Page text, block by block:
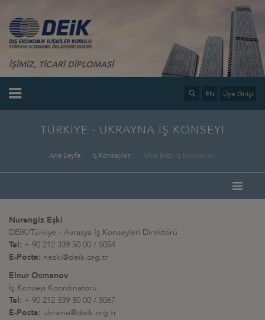
İŞİMİZ, TİCARİ DİPLOMASİ
EN Üye Girişi
TÜRKİYE - UKRAYNA İŞ KONSEYİ
Ana Sayfa İş Konseyleri Ülke Bazlı İş Konseyleri
Nurengiz Eşki
DEİK/Türkiye - Avrasya İş Konseyleri Direktörü
Tel: + 90 212 339 50 00 / 5054
E-Posta: neski@deik.org.tr
Elnur Osmanov
İş Konseyi Koordinatörü
Tel: + 90 212 339 50 00 / 5067
E-Posta: ukraine@deik.org.tr